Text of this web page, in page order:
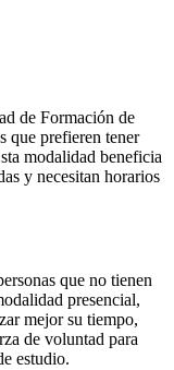
de Formación de
que prefieren tener
modalidad beneficia
y necesitan horarios
que no tienen
presencial,
mejor su tiempo,
de voluntad para
estudio.